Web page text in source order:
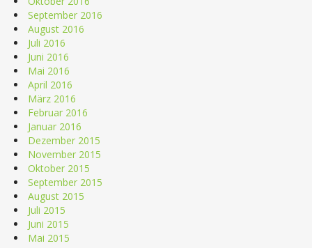
September 2016
August 2016
Juli 2016
Juni 2016
Mai 2016
April 2016
März 2016
Februar 2016
Januar 2016
Dezember 2015
November 2015
Oktober 2015
September 2015
August 2015
Juli 2015
Juni 2015
Mai 2015